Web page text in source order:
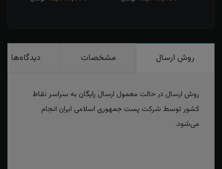
روش ارسال مشخصات دیدگاه‌ها
روش ارسال در حالت معمول ارسال رایگان به سراسر نقاط
کشور توسط شرکت پست جمهوری اسلامی ایران انجام
می‌شود.